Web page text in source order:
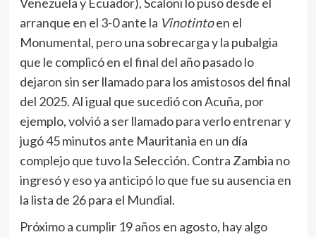
del 2025. Al igual que sucedió con Acuña, por
ejemplo, volvió a ser llamado para verlo entrenar y
jugó 45 minutos ante Mauritania en un día
complejo que tuvo la Selección. Contra Zambia no
ingresó y eso ya anticipó lo que fue su ausencia en
la lista de 26 para el Mundial.
Próximo a cumplir 19 años en agosto, hay algo
seguro para Franco. Mastantuono tiene un futuro
enorme. En su lista de deseos, el Mundial 2026 no
llegó a cumplirse, pero este zurdo tiene la pasta
Argentina camino al 2030.